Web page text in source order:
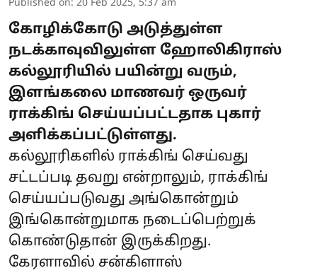
Published on: 20 Feb 2025, 5:37 am
கோழிக்கோடு அடுத்துள்ள
நடக்காவுவிலுள்ள ஹோலிகிராஸ்
கல்லூரியில் பயின்று வரும்,
இளங்கலை மாணவர் ஒருவர்
ராக்கிங் செய்யப்பட்டதாக புகார்
அளிக்கப்பட்டுள்ளது.
கல்லூரிகளில் ராக்கிங் செய்வது
சட்டப்படி தவறு என்றாலும், ராக்கிங்
செய்யப்படுவது அங்கொன்றும்
இங்கொன்றுமாக நடைப்பெற்றுக்
கொண்டுதான் இருக்கிறது.
கேரளாவில் சன்கிளாஸ்